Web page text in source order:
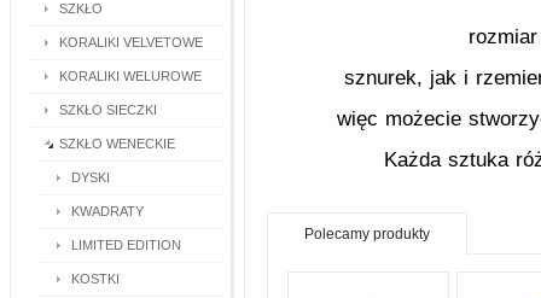
SZKŁO
KORALIKI VELVETOWE
KORALIKI WELUROWE
SZKŁO SIECZKI
SZKŁO WENECKIE
DYSKI
KWADRATY
LIMITED EDITION
KOSTKI
sznurek, jak i
więc możecie
Każda sztuka
Polecamy produkty